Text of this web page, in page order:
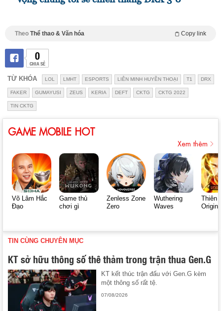
Theo Thể thao & Văn hóa Copy link
0
CHIA SẺ
TỪ KHÓA LOL LMHT ESPORTS LIÊN MINH HUYỀN THOẠI T1 DRX
FAKER GUMAYUSI ZEUS KERIA DEFT CKTG CKTG 2022
TIN CKTG
GAME MOBILE HOT
Xem thêm
Võ Lâm Hắc
Đạo
Game thủ
chơi gì
Zenless Zone
Zero
Wuthering
Waves
Thiên
Origin
TIN CÙNG CHUYÊN MỤC
KT sở hữu thông số thê thảm trong trận thua Gen.G
KT kết thúc trận đấu với Gen.G kèm
một thông số rất tệ.
07/08/2026